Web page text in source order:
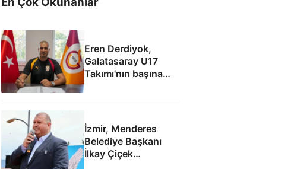
Eren Derdiyok,
Galatasaray U17
Takımı'nın başına
geçti
İzmir, Menderes
Belediye Başkanı
İlkay Çiçek